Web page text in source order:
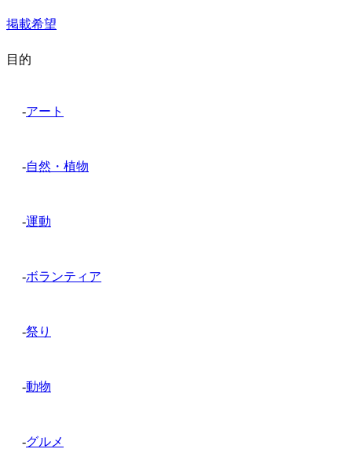
掲載希望
目的
-アート
-自然・植物
-運動
-ボランティア
-祭り
-動物
-グルメ